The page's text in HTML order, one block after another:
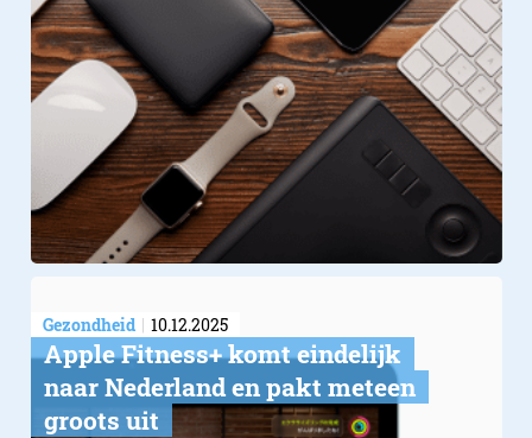
Gezondheid 10.12.2025
Apple Fitness+ komt eindelijk
naar Nederland en pakt meteen
groots uit